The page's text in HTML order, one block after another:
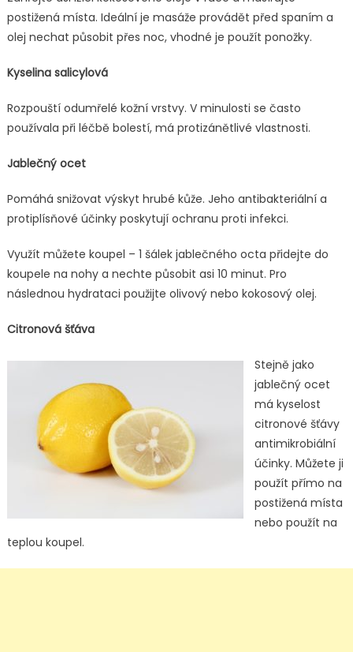
postižená místa. Ideální je masáže provádět před spaním a
olej nechat působit přes noc, vhodné je použít ponožky.
Kyselina salicylová
Rozpouští odumřelé kožní vrstvy. V minulosti se často
používala při léčbě bolestí, má protizánětlivé vlastnosti.
Jablečný ocet
Pomáhá snižovat výskyt hrubé kůže. Jeho antibakteriální a
protiplísňové účinky poskytují ochranu proti infekci.
Využít můžete koupel – 1 šálek jablečného octa přidejte do
koupele na nohy a nechte působit asi 10 minut. Pro
následnou hydrataci použijte olivový nebo kokosový olej.
Citronová šťáva
Stejně jako
jablečný ocet
má kyselost
citronové šťávy
antimikrobiální
účinky. Můžete ji
použít přímo na
postižená místa
nebo použít na
teplou koupel.